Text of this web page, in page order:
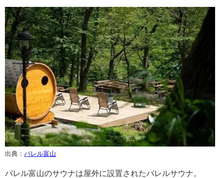
出典： バレル富山
バレル富山のサウナは屋外に設置されたバレルサウナ。